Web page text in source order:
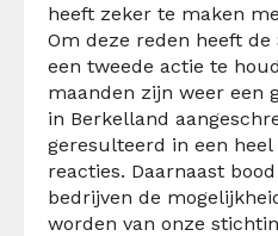
heeft zeker te maken
Om deze reden heeft
een tweede actie te
maanden zijn weer een
in Berkelland
geresulteerd in een
reacties. Daarnaast
bedrijven de
worden van onze